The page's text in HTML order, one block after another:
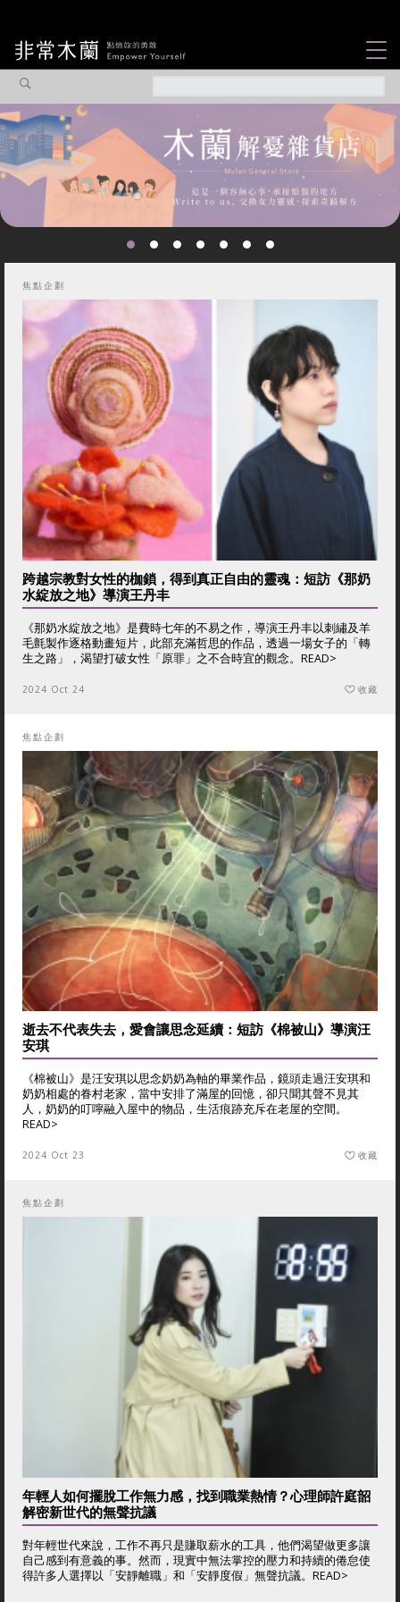
焦點企劃
社會企業
焦點企劃
跨越宗教對女性的枷鎖，得到真正自由的靈魂：短訪《那奶
水綻放之地》導演王丹丰
《那奶水綻放之地》是費時七年的不易之作，導演王丹丰以刺繡及羊
毛氈製作逐格動畫短片，此部充滿哲思的作品，透過一場女子的「轉
生之路」，渴望打破女性「原罪」之不合時宜的觀念。 READ>
2024 Oct 24 收藏
焦點企劃
逝去不代表失去，愛會讓思念延續：短訪《棉被山》導演汪
安琪
《棉被山》是汪安琪以思念奶奶為軸的畢業作品，鏡頭走過汪安琪和
奶奶相處的眷村老家，當中安排了滿屋的回憶，卻只聞其聲不見其
人，奶奶的叮嚀融入屋中的物品，生活痕跡充斥在老屋的空間。
READ>
2024 Oct 23 收藏
焦點企劃
年輕人如何擺脫工作無力感，找到職業熱情？心理師許庭韶
解密新世代的無聲抗議
對年輕世代來說，工作不再只是賺取薪水的工具，他們渴望做更多讓
自己感到有意義的事。然而，現實中無法掌控的壓力和持續的倦怠使
得許多人選擇以「安靜離職」和「安靜度假」無聲抗議。 READ>